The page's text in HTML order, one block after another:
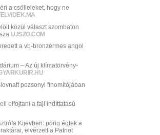
a csölleieket, hogy ne
közül választ szombaton
UJSZO.COM
a vb-bronzérmes angol
– Az új klímatörvény-
pozsonyi finomítójában
elfojtani a faji indíttatású
Kijevben: porig égtek a
elvérzett a Patriot